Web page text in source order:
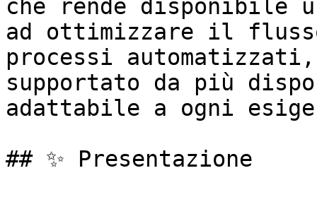
che rende disponibile
ad ottimizzare il
processi
supportato da più
adattabile a ogni
## ✨ Presentazione